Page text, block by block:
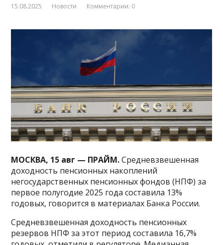
15.08.2025 Новости Комментарии: 0
МОСКВА, 15 авг — ПРАЙМ.Средневзвешенная
доходность пенсионных накоплений
негосударственных пенсионных фондов (НПФ) за
первое полугодие 2025 года составила 13%
годовых, говорится в материалах Банка России.
Средневзвешенная доходность пенсионных
резервов НПФ за этот период составила 16,7%